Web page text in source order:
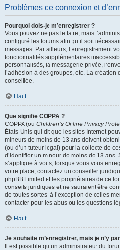
Problèmes de connexion et
Pourquoi dois-je m’enregistrer ?
Vous pouvez ne pas le faire, mais
configuré les forums afin qu’il soit
messages. Par ailleurs, l’enregistrement
fonctionnalités supplémentaires
personnalisés, la messagerie privée,
l’adhésion à des groupes, etc. La création
conseillée.
Haut
Que signifie COPPA ?
COPPA (ou Children’s Online Privacy
États-Unis qui dit que les sites Internet
mineurs de moins de 13 ans doivent
(ou d’un tuteur légal) pour la collecte de
d’identifier un mineur de moins de 13 ans.
s’applique à vous, lorsque vous vous
votre place, contactez un conseiller
phpBB Limited et les propriétaires de ce
conseils juridiques et ne sauraient être
de toutes sortes, à l’exception de celles
contacter pour les abus ou les questions
Haut
Je souhaite m’enregistrer, mais je n’y
Il est possible qu’un administrateur du